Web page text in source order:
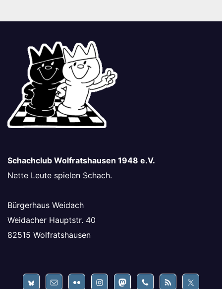
Schachclub Wolfratshausen 1948 e.V.
Nette Leute spielen Schach.
Bürgerhaus Weidach
Weidacher Hauptstr. 40
82515 Wolfratshausen